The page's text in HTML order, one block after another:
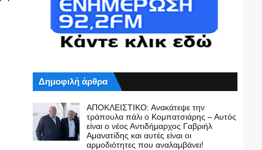
Δημοφιλή άρθρα
ΑΠΟΚΛΕΙΣΤΙΚΟ: Ανακάτεψε την
τράπουλα πάλι ο Κομπατσιάρης – Αυτός
είναι ο νέος Αντιδήμαρχος Γαβριήλ
Αμανατίδης και αυτές είναι οι
αρμοδιότητες που αναλαμβάνει!